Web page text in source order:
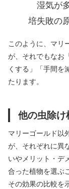
湿気が
培失敗の
このように、マリ
が、それでもなお
くする」「手間を
たります。
他の虫除け
マリーゴールド以
が、それぞれに異
いやメリット・デ
合った植物を選ぶ
その効果の比較を